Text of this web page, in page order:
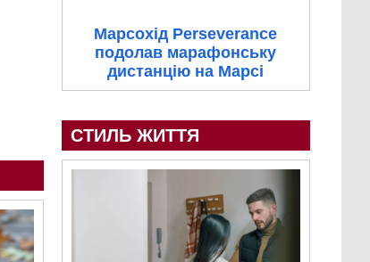
Марсохід Perseverance
подолав марафонську
дистанцію на Марсі
СТИЛЬ ЖИТТЯ